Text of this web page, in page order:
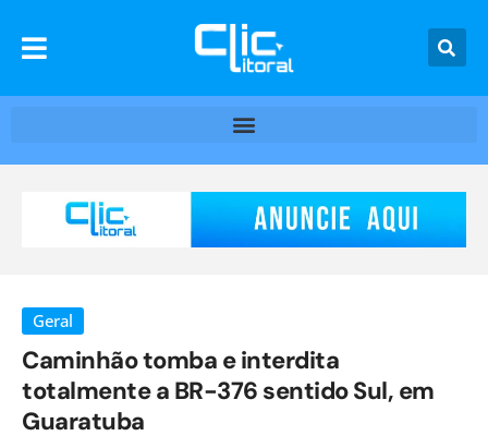
Geral
Caminhão tomba e interdita
totalmente a BR-376 sentido Sul, em
Guaratuba